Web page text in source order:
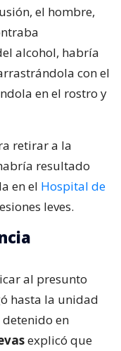
el hombre,
alcohol, habría
con el
en el rostro y
retirar a la
resultado
en el Hospital de
leves.
al presunto
hasta la unidad
en
explicó que